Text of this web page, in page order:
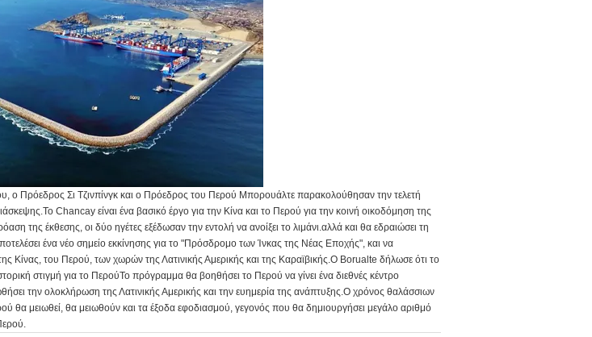
ο Πρόεδρος Σι Τζινπίνγκ και ο Πρόεδρος του Περού Μπορουάλτε παρακολούθησαν την τελετή
Chancay είναι ένα βασικό έργο για την Κίνα και το Περού για την κοινή οικοδόμηση της
της έκθεσης, οι δύο ηγέτες εξέδωσαν την εντολή να ανοίξει το λιμάνι.αλλά και θα εδραιώσει τη
ένα νέο σημείο εκκίνησης για το "Πρόσδρομο των Ίνκας της Νέας Εποχής", και να
Κίνας, του Περού, των χωρών της Λατινικής Αμερικής και της Καραϊβικής.Ο Borualte δήλωσε ότι το
στιγμή για το ΠερούΤο πρόγραμμα θα βοηθήσει το Περού να γίνει ένα διεθνές κέντρο
την ολοκλήρωση της Λατινικής Αμερικής και την ευημερία της ανάπτυξης.Ο χρόνος θαλάσσιων
θα μειωθεί, θα μειωθούν και τα έξοδα εφοδιασμού, γεγονός που θα δημιουργήσει μεγάλο αριθμό